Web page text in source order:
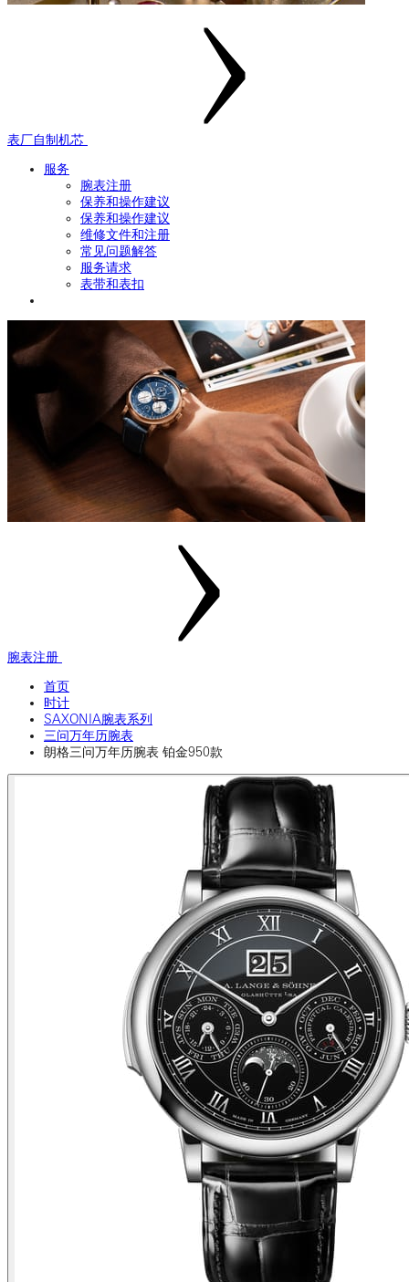
表厂自制机芯
服务
腕表注册
保养和操作建议
保养和操作建议
维修文件和注册
常见问题解答
服务请求
表带和表扣
腕表注册
首页
时计
SAXONIA腕表系列
三问万年历腕表
朗格三问万年历腕表 铂金950款